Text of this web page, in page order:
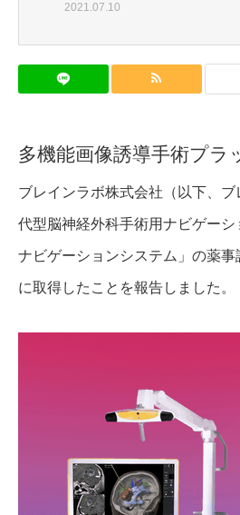
2021.07.10
多機能画像誘導手術プラ
ブレインラボ株式会社（以下、
代型脳神経外科手術用ナビゲー
ナビゲーションシステム」の薬事
に取得したことを報告しました。